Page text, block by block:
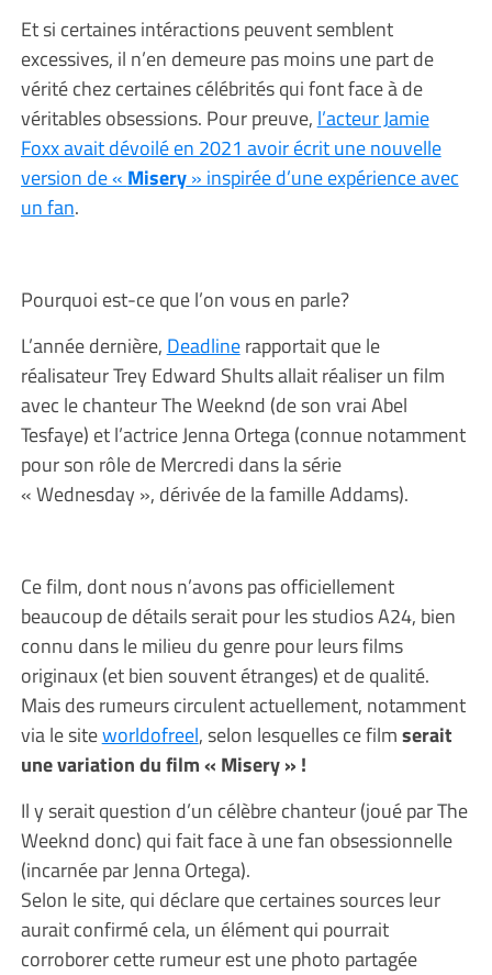
Et si certaines intéractions peuvent semblent
excessives, il n’en demeure pas moins une part de
vérité chez certaines célébrités qui font face à de
véritables obsessions. Pour preuve, l’acteur Jamie
Foxx avait dévoilé en 2021 avoir écrit une nouvelle
version de « Misery» inspirée d’une expérience avec
un fan.
Pourquoi est-ce que l’on vous en parle?
L’année dernière, Deadlinerapportait que le
réalisateur Trey Edward Shults allait réaliser un film
avec le chanteur The Weeknd (de son vrai Abel
Tesfaye) et l’actrice Jenna Ortega (connue notamment
pour son rôle de Mercredi dans la série
« Wednesday », dérivée de la famille Addams).
Ce film, dont nous n’avons pas officiellement
beaucoup de détails serait pour les studios A24, bien
connu dans le milieu du genre pour leurs films
originaux (et bien souvent étranges) et de qualité.
Mais des rumeurs circulent actuellement, notamment
via le siteworldofreel, selon lesquelles ce filmserait
une variation du film « Misery » !
Il y serait question d’un célèbre chanteur (joué par The
Weeknd donc) qui fait face à une fan obsessionnelle
(incarnée par Jenna Ortega).
Selon le site, qui déclare que certaines sources leur
aurait confirmé cela, un élément qui pourrait
corroborer cette rumeur est une photo partagée